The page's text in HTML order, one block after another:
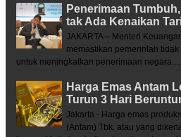
Penerimaan
tak Ada Kenaikan
JAKARTA – Menteri
memastikan pemerintah
untuk meningkatkan penerimaan negara....
Harga Emas Antam
Turun 3 Hari
Jakarta - Harga emas
(Antam) Tbk. atau yang